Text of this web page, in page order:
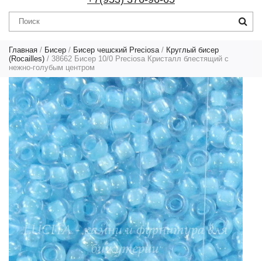
Главная / Бисер / Бисер чешский Preciosa / Круглый бисер
(Rocailles) / 38662 Бисер 10/0 Preciosa Кристалл блестящий с
нежно-голубым центром